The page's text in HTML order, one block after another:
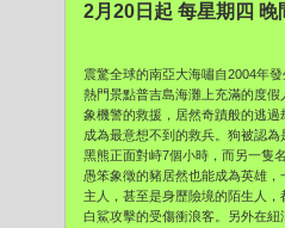
2月20日起 每星期四 晚
震驚全球的南亞大海嘯自2004年
熱門景點普吉島海灘上充滿的度
象機警的救援，居然奇蹟般的逃
成為最意想不到的救兵。狗被認
黑熊正面對峙7個小時，而另一隻
愚笨象徵的豬居然也能成為英雄
主人，甚至是身歷險境的陌生人
白鯊攻擊的受傷衝浪客。另外在